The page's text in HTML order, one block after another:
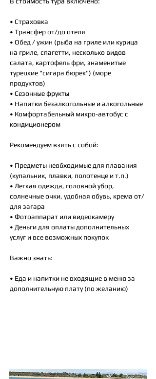
• Страховка
• Трансфер от/до отеля
• Обед / ужин (рыба на гриле или курица
на гриле, спагетти, несколько видов
салата, картофель фри, знаменитые
турецкие "сигара бюрек") (море
продуктов)
• Сезонные фрукты
• Напитки безалкогольные и алкогольные
• Комфортабельный микро-автобус с
кондиционером
Рекомендуем взять с собой:
• Предметы необходимые для плавания
(купальник, плавки, полотенце и т.п.)
• Легкая одежда, головной убор,
солнечные очки, удобная обувь, крема от/
для загара
• Фотоаппарат или видеокамеру
• Деньги для оплаты дополнительных
услуг и все возможных покупок
Важно знать:
• Еда и напитки не входящие в меню за
дополнительную плату (по желанию)